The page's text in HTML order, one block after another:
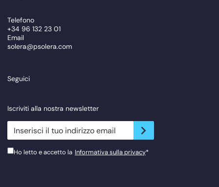
Telefono
+34 96 132 23 01
Email
solera@psolera.com
Seguici
Iscriviti alla nostra newsletter
newsletter.suscribe
Ho letto e accetto la Informativa sulla privacy*